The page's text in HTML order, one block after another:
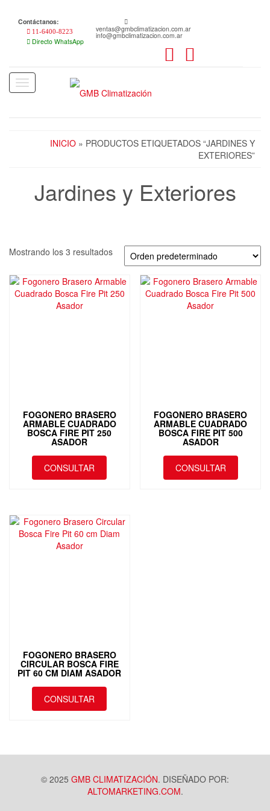
content
Contáctanos:
11-6400-8223
Directo WhatsApp
ventas@gmbclimatizacion.com.ar
info@gmbclimatizacion.com.ar
Toggle
navigation
INICIO » PRODUCTOS ETIQUETADOS “JARDINES Y
EXTERIORES”
Jardines y Exteriores
Mostrando los 3 resultados
FOGONERO BRASERO
ARMABLE CUADRADO
BOSCA FIRE PIT 250
ASADOR
CONSULTAR
FOGONERO BRASERO
ARMABLE CUADRADO
BOSCA FIRE PIT 500
ASADOR
CONSULTAR
FOGONERO BRASERO
CIRCULAR BOSCA FIRE
PIT 60 CM DIAM ASADOR
CONSULTAR
© 2025 GMB CLIMATIZACIÓN. DISEÑADO POR:
ALTOMARKETING.COM.